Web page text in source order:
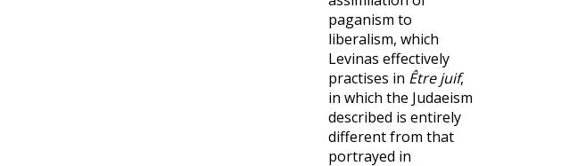
paganism to
liberalism, which
Levinas effectively
practises in Être juif,
in which the Judaeism
described is entirely
different from that
portrayed in